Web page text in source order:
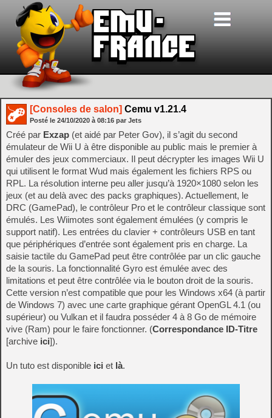
[Consoles de salon] Cemu v1.21.4
Posté le 24/10/2020 à 08:16 par Jets
Créé par Exzap (et aidé par Peter Gov), il s’agit du second
émulateur de Wii U à être disponible au public mais le premier à
émuler des jeux commerciaux. Il peut décrypter les images Wii U
qui utilisent le format Wud mais également les fichiers RPS ou
RPL. La résolution interne peu aller jusqu’à 1920×1080 selon les
jeux (et au delà avec des packs graphiques). Actuellement, le
DRC (GamePad), le contrôleur Pro et le contrôleur classique sont
émulés. Les Wiimotes sont également émulées (y compris le
support natif). Les entrées du clavier + contrôleurs USB en tant
que périphériques d’entrée sont également pris en charge. La
saisie tactile du GamePad peut être contrôlée par un clic gauche
de la souris. La fonctionnalité Gyro est émulée avec des
limitations et peut être contrôlée via le bouton droit de la souris.
Cette version n’est compatible que pour les Windows x64 (à partir
de Windows 7) avec une carte graphique gérant OpenGL 4.1 (ou
supérieur) ou Vulkan et il faudra posséder 4 à 8 Go de mémoire
vive (Ram) pour le faire fonctionner. (Correspondance ID-Titre
[archive ici]).
Un tuto est disponible ici et là.